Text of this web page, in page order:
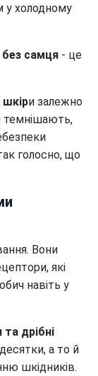
у холодному
без самця - це
шкіри залежно
темнішають,
голосно, що
Вони
які
навіть у
дрібні
а то й
шкідників.